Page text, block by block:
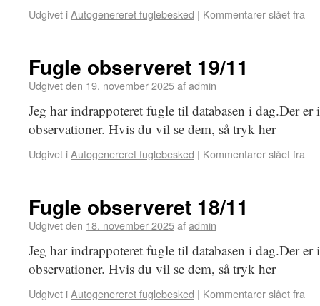
Udgivet iAutogenereret fuglebesked | Kommentarer slået fra
Fugle observeret 19/11
Udgivet den 19. november 2025afadmin
Jeg har indrappoteret fugle til databasen i dag.Der er
observationer. Hvis du vil se dem, så tryk her
Udgivet iAutogenereret fuglebesked | Kommentarer slået fra
Fugle observeret 18/11
Udgivet den 18. november 2025afadmin
Jeg har indrappoteret fugle til databasen i dag.Der
observationer. Hvis du vil se dem, så tryk her
Udgivet iAutogenereret fuglebesked | Kommentarer slået fra